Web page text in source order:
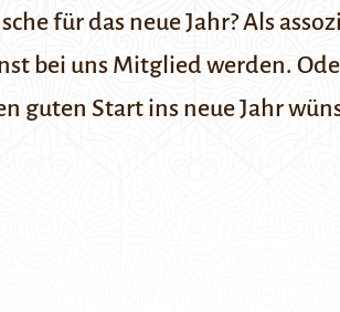
für das neue Jahr? Als
bei uns Mitglied werden.
guten Start ins neue Jahr